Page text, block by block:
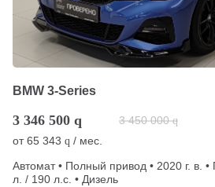
BMW 3-Series
3 346 500 q 3 450 000 q
от65 343 q / мес.
Автомат • Полный привод • 2020 г. в.
л. / 190 л.с. • Дизель